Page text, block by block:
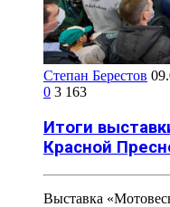
Степан Берестов
0 3 163
Итоги
Красной
Выставка